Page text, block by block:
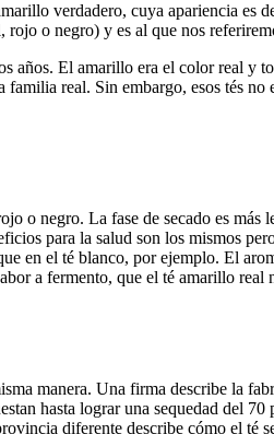
verdadero, cuya apariencia es
o negro) y es al que nos
años. El amarillo era el color real y
real. Sin embargo, esos tés no
o negro. La fase de secado es más
para la salud son los mismos
en el té blanco, por ejemplo. El
a fermento, que el té amarillo real
manera. Una firma describe la
hasta lograr una sequedad del
diferente describe cómo el té